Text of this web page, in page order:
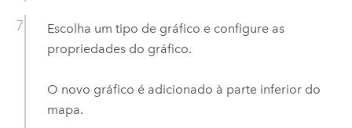
Escolha um tipo de gráfico e configure as
propriedades do gráfico.
O novo gráfico é adicionado à parte inferior do
mapa.